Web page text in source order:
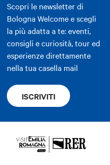
Scopri le newsletter di
Bologna Welcome e scegli
la più adatta a te: eventi,
consigli e curiosità, tour ed
esperienze direttamente
nella tua casella mail
ISCRIVITI